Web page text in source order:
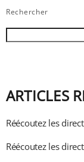
Rechercher
ARTICLES
Réécoutez les
Réécoutez les